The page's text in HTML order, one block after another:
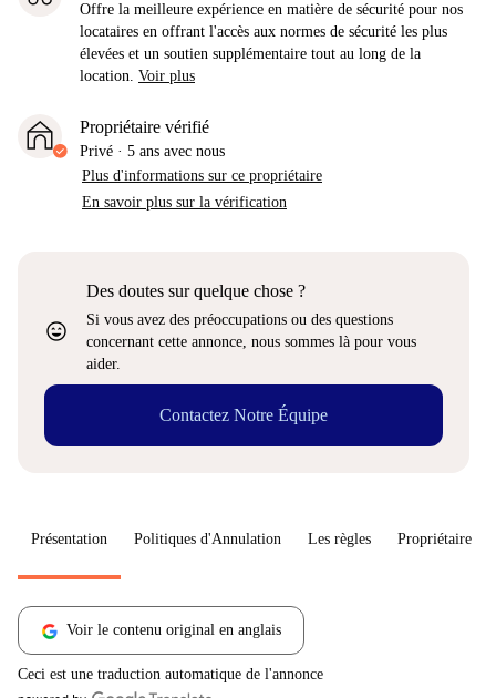
Offre la meilleure expérience en matière de sécurité pour nos
locataires en offrant l'accès aux normes de sécurité les plus
élevées et un soutien supplémentaire tout au long de la
location. Voir plus
Propriétaire vérifié
Privé · 5 ans avec nous
Plus d'informations sur ce propriétaire
En savoir plus sur la vérification
sentiment_very_satisfied
Des doutes sur quelque chose ?
Si vous avez des préoccupations ou des questions
concernant cette annonce, nous sommes là pour vous
aider.
Contactez Notre Équipe
Présentation Politiques d'Annulation Les règles Propriétaire
Voir le contenu original en anglais
Ceci est une traduction automatique de l'annonce